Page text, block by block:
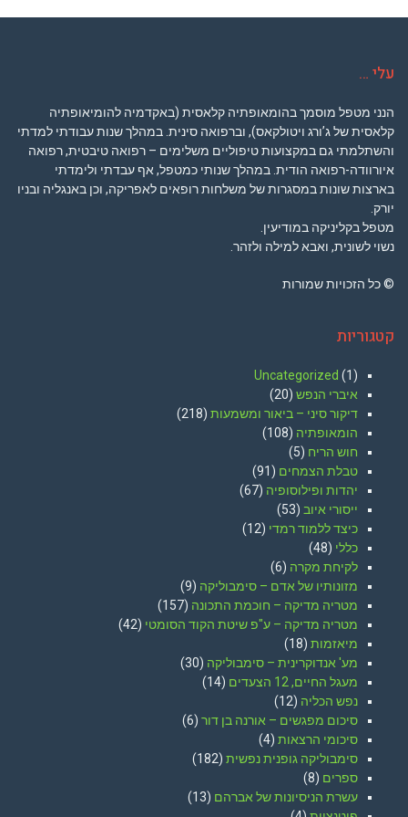
עלי …
הנני מטפל מוסמך בהומאופתיה קלאסית (באקדמיה להומיאופתיה
קלאסית של ג’ורג ויטולקאס), וברפואה סינית. במהלך שנות עבודתי למדתי
והשתלמתי גם במקצועות טיפוליים משלימים – רפואה טיבטית, רפואה
איורוודה-רפואה הודית. במהלך שנותי כמטפל, אף עבדתי ולימדתי
בארצות שונות במסגרות של משלחות רופאים לאפריקה, וכן באנגליה ובניו
יורק.
מטפל בקליניקה במודיעין.
נשוי לשונית, ואבא למילה ולזהר.
© כל הזכויות שמורות
קטגוריות
Uncategorized (1)
איברי הנפש (20)
דיקור סיני – ביאור ומשמעות (218)
הומאופתיה (108)
חוש הריח (5)
טבלת הצמחים (91)
יהדות ופילוסופיה (67)
ייסורי איוב (53)
כיצד ללמוד רמדי (12)
כללי (48)
לקיחת מקרה (6)
מזונותיו של אדם – סימבוליקה (9)
מטריה מדיקה – חוכמת התכונה (157)
מטריה מדיקה – ע"פ שיטת הקוד הסומטי (42)
מיאזמות (18)
מע' אנדוקרינית – סימבוליקה (30)
מעגל החיים, 12 הצעדים
(14)
נפש הכליה (12)
סיכום מפגשים – אורנה בן דור (6)
סיכומי הרצאות (4)
סימבוליקה גופנית נפשית (182)
ספרים (8)
עשרת הניסיונות של אברהם (13)